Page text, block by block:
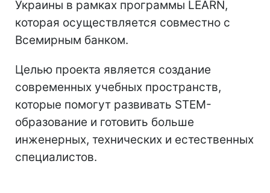
Украины в рамках программы LEARN,
которая осуществляется совместно с
Всемирным банком.
Целью проекта является создание
современных учебных пространств,
которые помогут развивать STEM-
образование и готовить больше
инженерных, технических и естественных
специалистов.